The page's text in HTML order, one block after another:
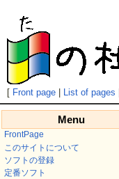
[ Front page| List of pages
Menu
FrontPage
このサイトについて
ソフトの登録
定番ソフト